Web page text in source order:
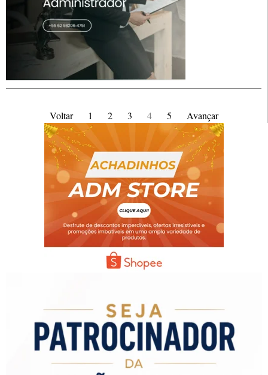
Voltar 1 2 3 4 5 Avançar